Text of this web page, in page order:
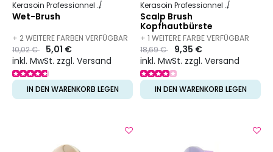
Kerasoin Professionnel Friseurbedarf Entwirrbürste
Wet-Brush
+ 2 WEITERE FARBEN VERFÜGBAR
Preis
10,02 €to 5,01 €
inkl. MwSt. zzgl. Versand
IN DEN WARENKORB LEGEN
Kerasoin Professionnel
Scalp Brush
Kopfhautbürste
+ 1 WEITERE FARBE VERFÜGBAR
Preis
18,69 €to 9,35 €
inkl. MwSt. zzgl. Versand
IN DEN WARENKORB LEGEN